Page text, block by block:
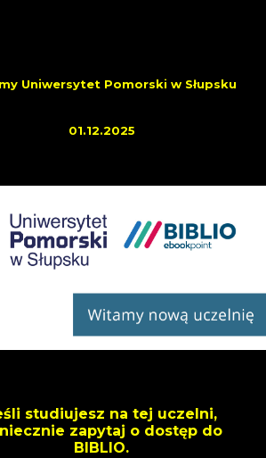
Uniwersytet Pomorski w Słupsku
01.12.2025
studiujesz na tej uczelni,
zapytaj o dostęp do
BIBLIO.